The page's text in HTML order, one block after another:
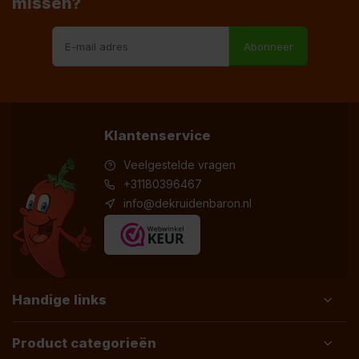
Abonneer
Klantenservice
Veelgestelde vragen
+31180396467
info@dekruidenbaron.nl
Handige links
Product categorieën